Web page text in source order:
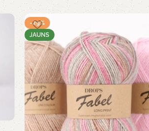
-29%
JAUNS